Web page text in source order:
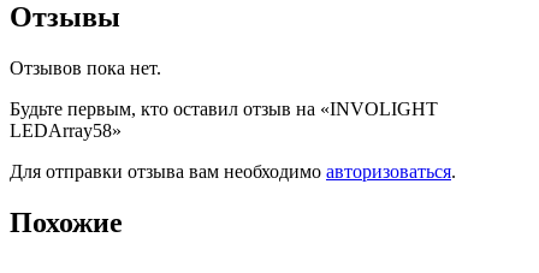
Отзывы
Отзывов пока нет.
Будьте первым, кто оставил отзыв на «INVOLIGHT
LEDArray58»
Для отправки отзыва вам необходимо авторизоваться.
Похожие